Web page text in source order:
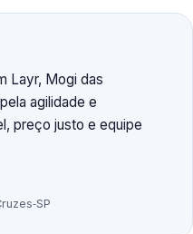
Layr, Mogi das
agilidade e
preço justo e equipe